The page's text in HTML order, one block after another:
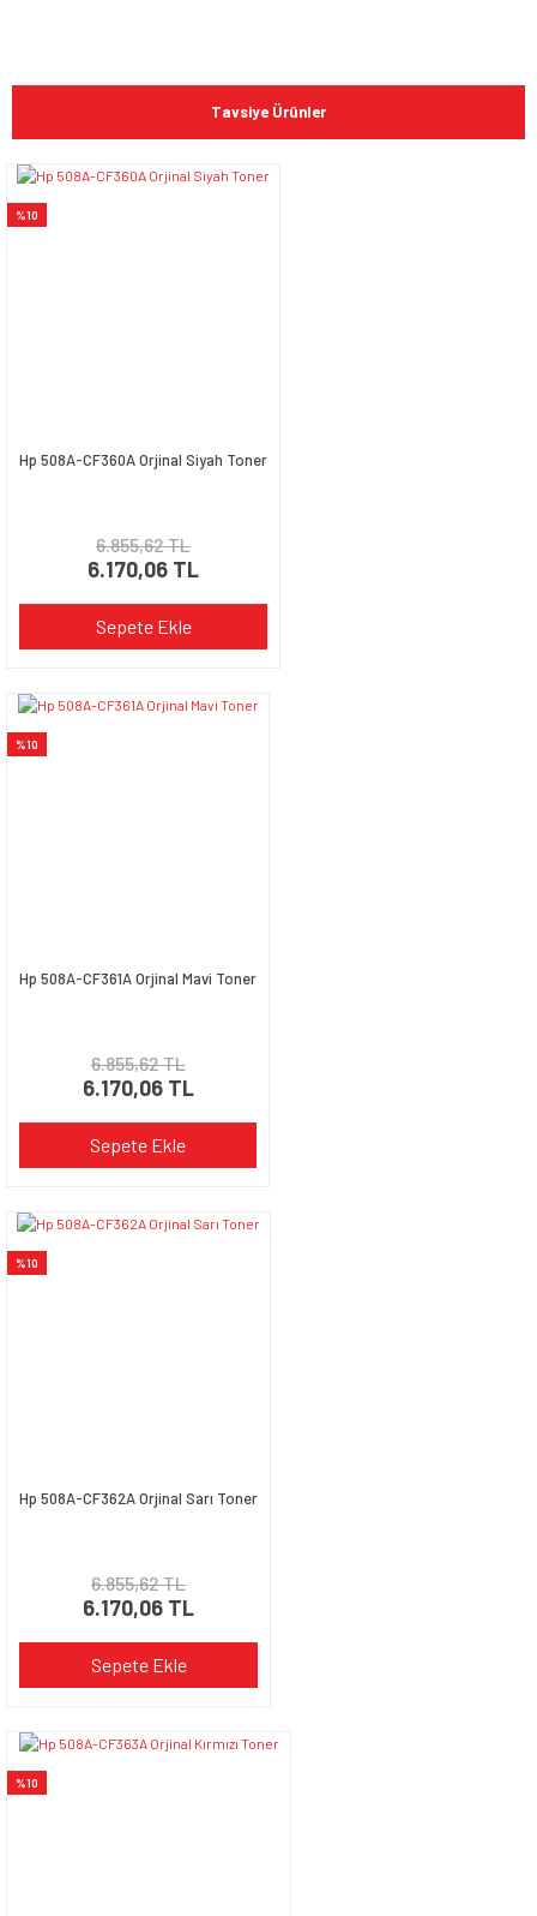
Bu ürüne ilk yorumu siz yapın!
Yorum Yaz
konularda yetersiz gördüğünüz noktaları öneri formunu
kullanarak tarafımıza iletebilirsiniz.
Tavsiye Ürünler
%10
Hp 508A-CF360A Orjinal Siyah Toner
6.855,62 TL
6.170,06 TL
Sepete Ekle
%10
Hp 508A-CF361A Orjinal Mavi Toner
6.855,62 TL
6.170,06 TL
Sepete Ekle
%10
Hp 508A-CF362A Orjinal Sarı Toner
6.855,62 TL
6.170,06 TL
Sepete Ekle
%10